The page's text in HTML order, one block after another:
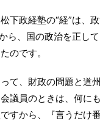
下政経塾の“経”は、
ら、国の政治を正し
のです。
て、財政の問題と道
議員のときは、何に
すから、『言うだけ